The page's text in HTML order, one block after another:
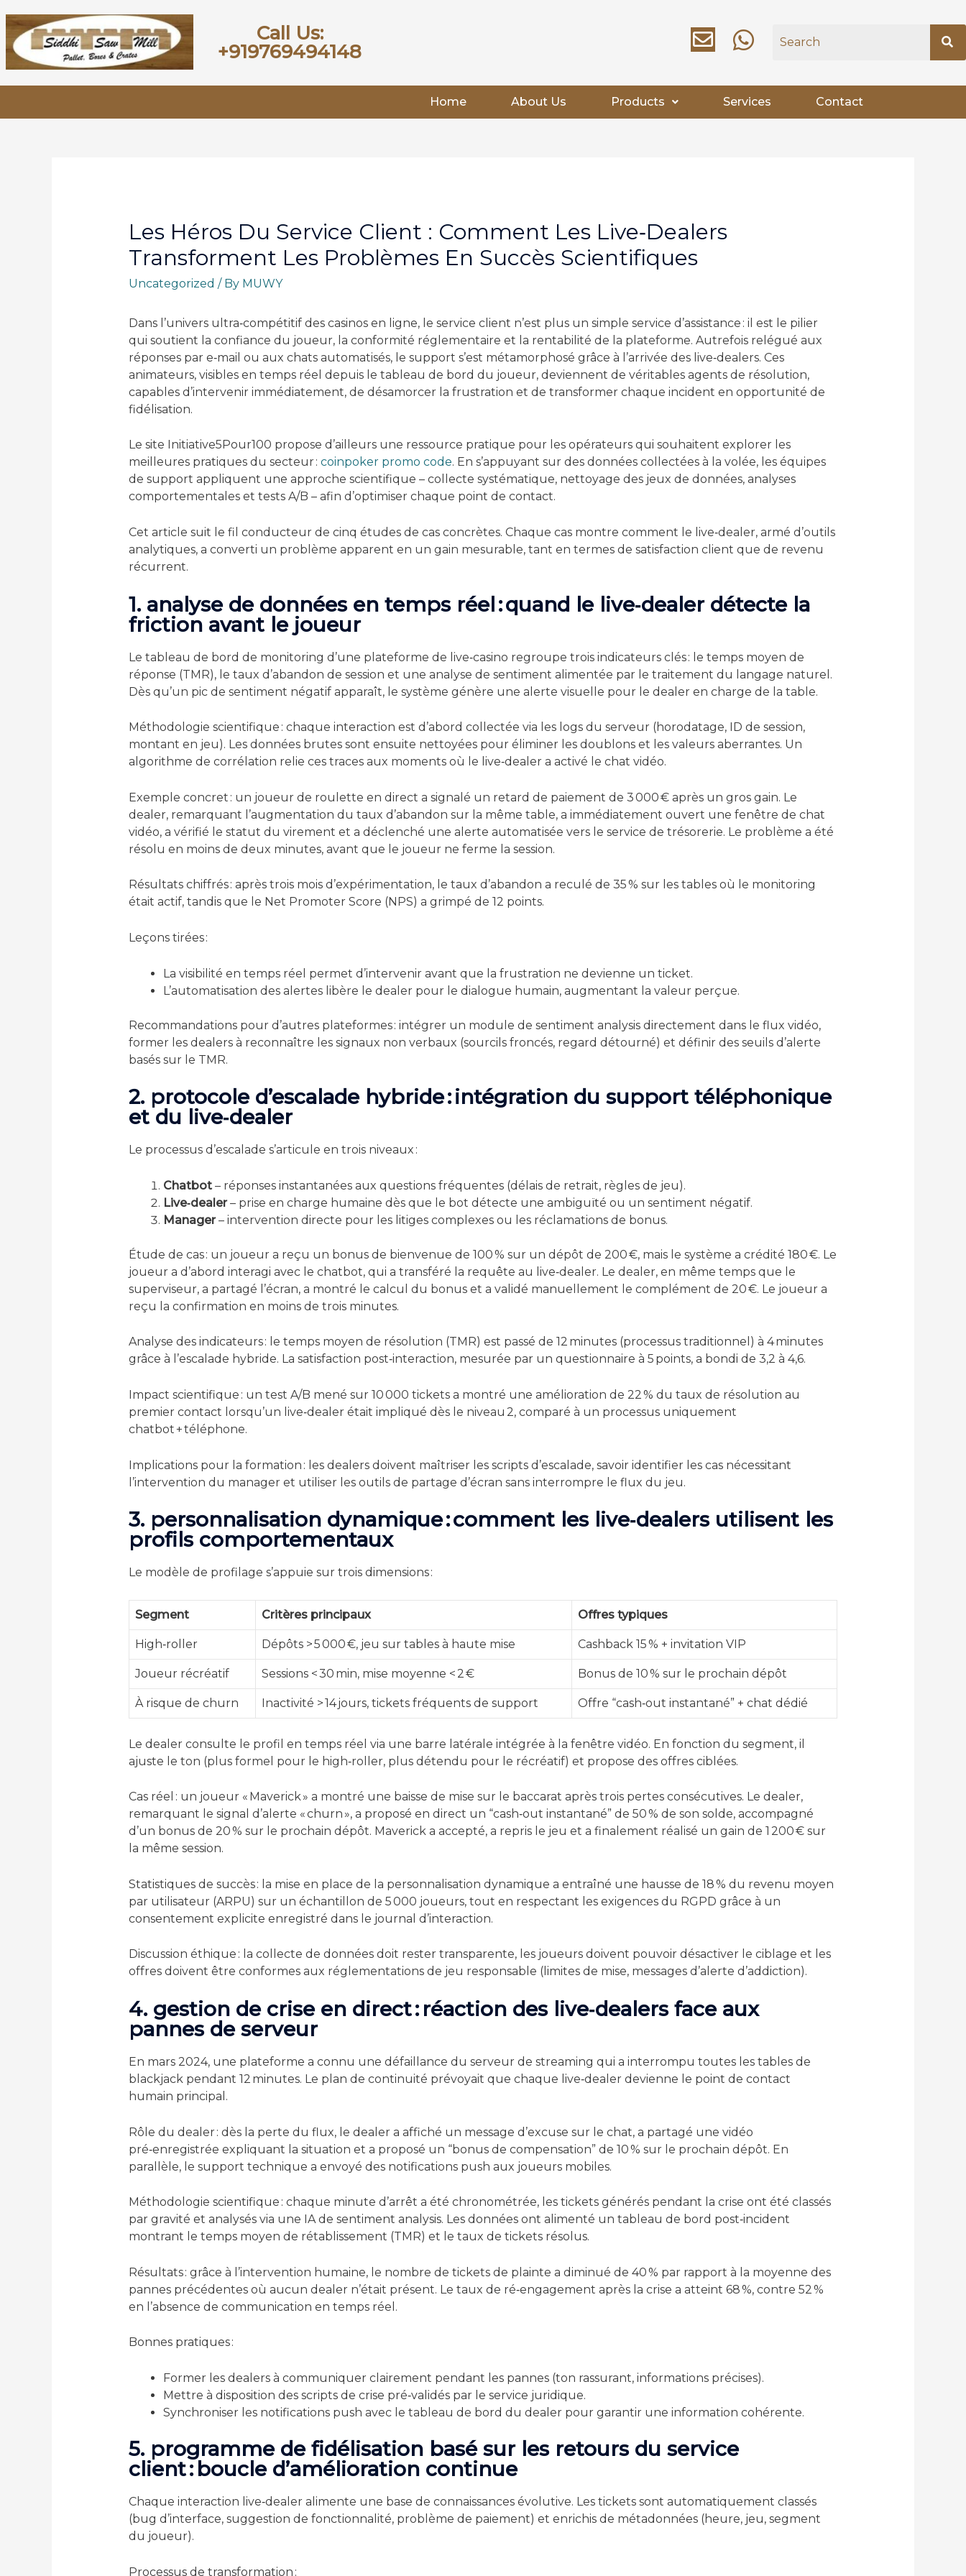
Call Us:
+919769494148
Home About Us Products Services Contact
Les Héros Du Service Client : Comment Les Live‑Dealers
Transforment Les Problèmes En Succès Scientifiques
Uncategorized / By MUWY
Dans l’univers ultra‑compétitif des casinos en ligne, le service client n’est plus un simple service d’assistance : il est le pilier
qui soutient la confiance du joueur, la conformité réglementaire et la rentabilité de la plateforme. Autrefois relégué aux
réponses par e‑mail ou aux chats automatisés, le support s’est métamorphosé grâce à l’arrivée des live‑dealers. Ces
animateurs, visibles en temps réel depuis le tableau de bord du joueur, deviennent de véritables agents de résolution,
capables d’intervenir immédiatement, de désamorcer la frustration et de transformer chaque incident en opportunité de
fidélisation.
Le site Initiative5Pour100 propose d’ailleurs une ressource pratique pour les opérateurs qui souhaitent explorer les
meilleures pratiques du secteur : coinpoker promo code. En s’appuyant sur des données collectées à la volée, les équipes
de support appliquent une approche scientifique – collecte systématique, nettoyage des jeux de données, analyses
comportementales et tests A/B – afin d’optimiser chaque point de contact.
Cet article suit le fil conducteur de cinq études de cas concrètes. Chaque cas montre comment le live‑dealer, armé d’outils
analytiques, a converti un problème apparent en un gain mesurable, tant en termes de satisfaction client que de revenu
récurrent.
1. analyse de données en temps réel : quand le live‑dealer détecte la
friction avant le joueur
Le tableau de bord de monitoring d’une plateforme de live‑casino regroupe trois indicateurs clés : le temps moyen de
réponse (TMR), le taux d’abandon de session et une analyse de sentiment alimentée par le traitement du langage naturel.
Dès qu’un pic de sentiment négatif apparaît, le système génère une alerte visuelle pour le dealer en charge de la table.
Méthodologie scientifique : chaque interaction est d’abord collectée via les logs du serveur (horodatage, ID de session,
montant en jeu). Les données brutes sont ensuite nettoyées pour éliminer les doublons et les valeurs aberrantes. Un
algorithme de corrélation relie ces traces aux moments où le live‑dealer a activé le chat vidéo.
Exemple concret : un joueur de roulette en direct a signalé un retard de paiement de 3 000 € après un gros gain. Le
dealer, remarquant l’augmentation du taux d’abandon sur la même table, a immédiatement ouvert une fenêtre de chat
vidéo, a vérifié le statut du virement et a déclenché une alerte automatisée vers le service de trésorerie. Le problème a été
résolu en moins de deux minutes, avant que le joueur ne ferme la session.
Résultats chiffrés : après trois mois d’expérimentation, le taux d’abandon a reculé de 35 % sur les tables où le monitoring
était actif, tandis que le Net Promoter Score (NPS) a grimpé de 12 points.
Leçons tirées :
La visibilité en temps réel permet d’intervenir avant que la frustration ne devienne un ticket.
L’automatisation des alertes libère le dealer pour le dialogue humain, augmentant la valeur perçue.
Recommandations pour d’autres plateformes : intégrer un module de sentiment analysis directement dans le flux vidéo,
former les dealers à reconnaître les signaux non verbaux (sourcils froncés, regard détourné) et définir des seuils d’alerte
basés sur le TMR.
2. protocole d’escalade hybride : intégration du support téléphonique
et du live‑dealer
Le processus d’escalade s’articule en trois niveaux :
Chatbot– réponses instantanées aux questions fréquentes (délais de retrait, règles de jeu).
Live‑dealer– prise en charge humaine dès que le bot détecte une ambiguïté ou un sentiment négatif.
Manager– intervention directe pour les litiges complexes ou les réclamations de bonus.
Étude de cas : un joueur a reçu un bonus de bienvenue de 100 % sur un dépôt de 200 €, mais le système a crédité 180 €. Le
joueur a d’abord interagi avec le chatbot, qui a transféré la requête au live‑dealer. Le dealer, en même temps que le
superviseur, a partagé l’écran, a montré le calcul du bonus et a validé manuellement le complément de 20 €. Le joueur a
reçu la confirmation en moins de trois minutes.
Analyse des indicateurs : le temps moyen de résolution (TMR) est passé de 12 minutes (processus traditionnel) à 4 minutes
grâce à l’escalade hybride. La satisfaction post‑interaction, mesurée par un questionnaire à 5 points, a bondi de 3,2 à 4,6.
Impact scientifique : un test A/B mené sur 10 000 tickets a montré une amélioration de 22 % du taux de résolution au
premier contact lorsqu’un live‑dealer était impliqué dès le niveau 2, comparé à un processus uniquement
chatbot + téléphone.
Implications pour la formation : les dealers doivent maîtriser les scripts d’escalade, savoir identifier les cas nécessitant
l’intervention du manager et utiliser les outils de partage d’écran sans interrompre le flux du jeu.
3. personnalisation dynamique : comment les live‑dealers utilisent les
profils comportementaux
Le modèle de profilage s’appuie sur trois dimensions :
Segment Critères principaux Offres typiques
High‑roller Dépôts > 5 000 €, jeu sur tables à haute mise Cashback 15 % + invitation VIP
Joueur récréatif Sessions < 30 min, mise moyenne < 2 € Bonus de 10 % sur le prochain dépôt
À risque de churn Inactivité > 14 jours, tickets fréquents de support Offre “cash‑out instantané” + chat dédié
Le dealer consulte le profil en temps réel via une barre latérale intégrée à la fenêtre vidéo. En fonction du segment, il
ajuste le ton (plus formel pour le high‑roller, plus détendu pour le récréatif) et propose des offres ciblées.
Cas réel : un joueur « Maverick » a montré une baisse de mise sur le baccarat après trois pertes consécutives. Le dealer,
remarquant le signal d’alerte « churn », a proposé en direct un “cash‑out instantané” de 50 % de son solde, accompagné
d’un bonus de 20 % sur le prochain dépôt. Maverick a accepté, a repris le jeu et a finalement réalisé un gain de 1 200 € sur
la même session.
Statistiques de succès : la mise en place de la personnalisation dynamique a entraîné une hausse de 18 % du revenu moyen
par utilisateur (ARPU) sur un échantillon de 5 000 joueurs, tout en respectant les exigences du RGPD grâce à un
consentement explicite enregistré dans le journal d’interaction.
Discussion éthique : la collecte de données doit rester transparente, les joueurs doivent pouvoir désactiver le ciblage et les
offres doivent être conformes aux réglementations de jeu responsable (limites de mise, messages d’alerte d’addiction).
4. gestion de crise en direct : réaction des live‑dealers face aux
pannes de serveur
En mars 2024, une plateforme a connu une défaillance du serveur de streaming qui a interrompu toutes les tables de
blackjack pendant 12 minutes. Le plan de continuité prévoyait que chaque live‑dealer devienne le point de contact
humain principal.
Rôle du dealer : dès la perte du flux, le dealer a affiché un message d’excuse sur le chat, a partagé une vidéo
pré‑enregistrée expliquant la situation et a proposé un “bonus de compensation” de 10 % sur le prochain dépôt. En
parallèle, le support technique a envoyé des notifications push aux joueurs mobiles.
Méthodologie scientifique : chaque minute d’arrêt a été chronométrée, les tickets générés pendant la crise ont été classés
par gravité et analysés via une IA de sentiment analysis. Les données ont alimenté un tableau de bord post‑incident
montrant le temps moyen de rétablissement (TMR) et le taux de tickets résolus.
Résultats : grâce à l’intervention humaine, le nombre de tickets de plainte a diminué de 40 % par rapport à la moyenne des
pannes précédentes où aucun dealer n’était présent. Le taux de ré‑engagement après la crise a atteint 68 %, contre 52 %
en l’absence de communication en temps réel.
Bonnes pratiques :
Former les dealers à communiquer clairement pendant les pannes (ton rassurant, informations précises).
Mettre à disposition des scripts de crise pré‑validés par le service juridique.
Synchroniser les notifications push avec le tableau de bord du dealer pour garantir une information cohérente.
5. programme de fidélisation basé sur les retours du service
client : boucle d’amélioration continue
Chaque interaction live‑dealer alimente une base de connaissances évolutive. Les tickets sont automatiquement classés
(bug d’interface, suggestion de fonctionnalité, problème de paiement) et enrichis de métadonnées (heure, jeu, segment
du joueur).
Processus de transformation :